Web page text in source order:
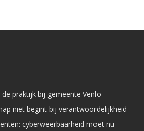
praktijk bij gemeente Venlo
niet begint bij verantwoordelijkheid
cyberweerbaarheid moet nu